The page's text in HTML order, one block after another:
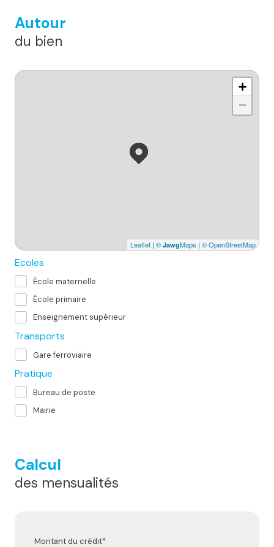
Autour
du bien
+
−
Leaflet | © JawgMaps | © OpenStreetMap
Ecoles
École maternelle
École primaire
Enseignement supérieur
Transports
Gare ferroviaire
Pratique
Bureau de poste
Mairie
Calcul
des mensualités
Montant du crédit*